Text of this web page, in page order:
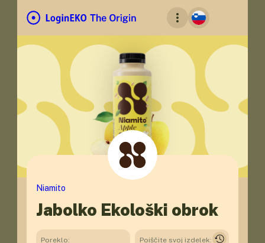
Niamito
Jabolko Ekološki obrok
Poreklo Poiščite svoj izdelek